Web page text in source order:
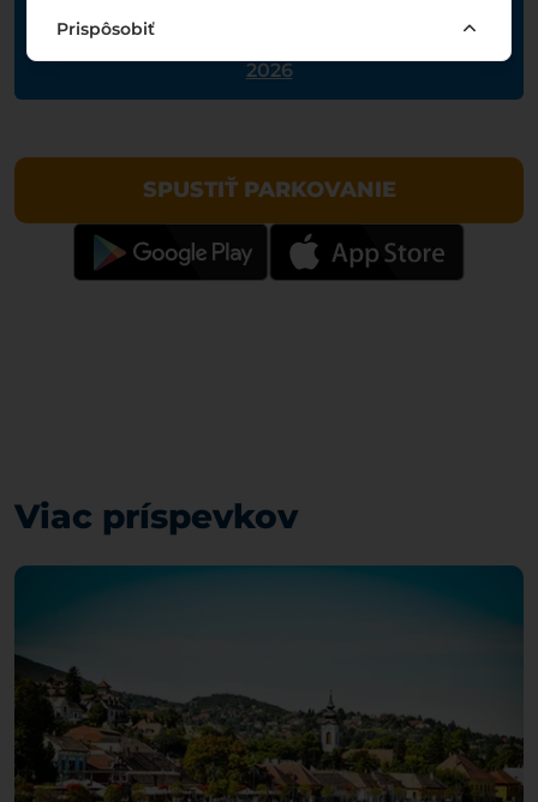
Siófok informácie o parkovacej zóne: 08-07-
2026
SPUSTIŤ PARKOVANIE
Viac príspevkov
Prispôsobiť